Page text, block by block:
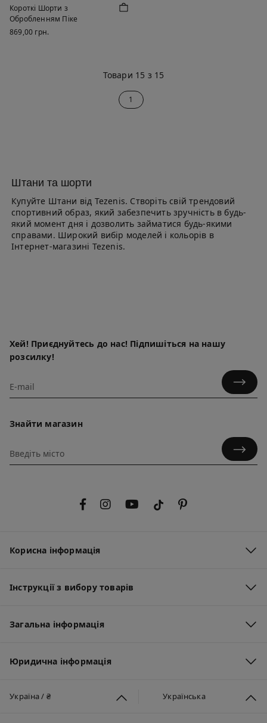
Короткі Шорти з
Обробленням Піке
869,00 грн.
Товари 15 з 15
1
Штани та шорти
Купуйте Штани від Tezenis. Створіть свій трендовий
спортивний образ, який забезпечить зручність в будь-
який момент дня і дозволить займатися будь-якими
справами. Широкий вибір моделей і кольорів в
Інтернет-магазині Tezenis.
Хей! Приєднуйтесь до нас! Підпишіться на нашу
розсилку!
Знайти магазин
Корисна інформація
Інструкції з вибору товарів
Загальна інформація
Юридична інформація
Україна / ₴ Українська